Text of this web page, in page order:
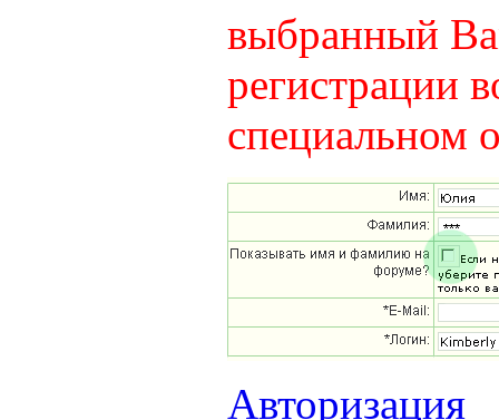
выбранный
регистрации
специальном
Авторизация